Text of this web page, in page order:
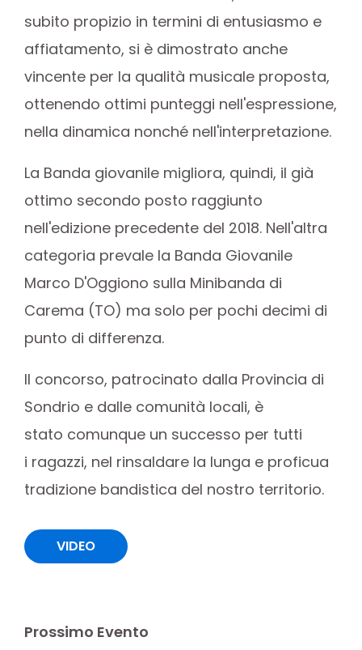
subito propizio in termini di entusiasmo e
affiatamento, si è dimostrato anche
vincente per la qualità musicale proposta,
ottenendo ottimi punteggi nell'espressione,
nella dinamica nonché nell'interpretazione.
La Banda giovanile migliora, quindi, il già
ottimo secondo posto raggiunto
nell'edizione precedente del 2018. Nell'altra
categoria prevale la Banda Giovanile
Marco D'Oggiono sulla Minibanda di
Carema (TO) ma solo per pochi decimi di
punto di differenza.
Il concorso, patrocinato dalla Provincia di
Sondrio e dalle comunità locali, è
stato comunque un successo per tutti
i ragazzi, nel rinsaldare la lunga e proficua
tradizione bandistica del nostro territorio.
VIDEO
Prossimo Evento